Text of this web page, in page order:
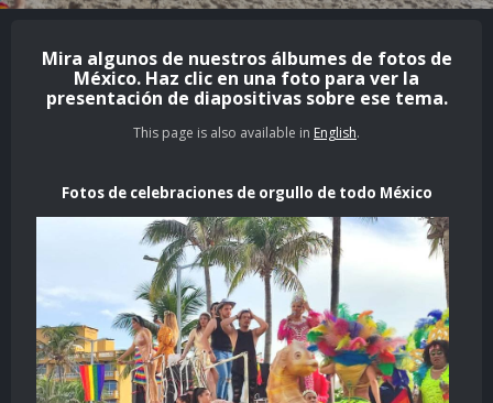
Mira algunos de nuestros álbumes de fotos de
México. Haz clic en una foto para ver la
presentación de diapositivas sobre ese tema.
This page is also available in English.
Fotos de celebraciones de orgullo de todo México